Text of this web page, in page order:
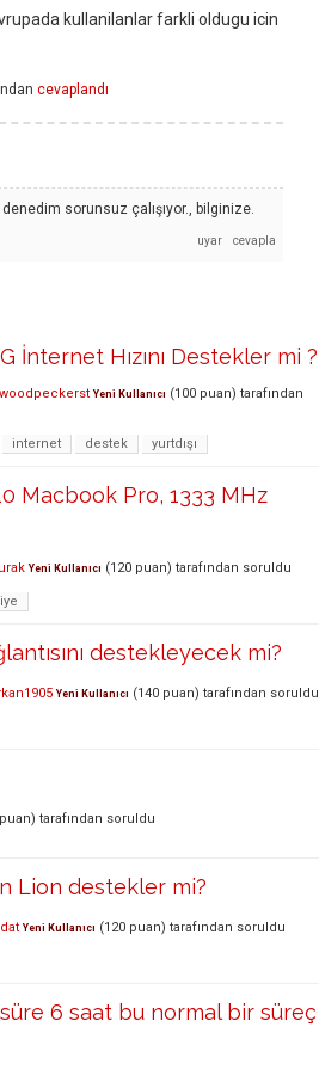
kullanilanlar farkli oldugu icin
cevaplandı
sorunsuz çalışıyor., bilginize.
İnternet Hızını Destekler mi ?
woodpeckerst Yeni Kullanıcı (100 puan) tarafından
internet destek yurtdışı
Macbook Pro, 1333 MHz
Yeni Kullanıcı (120 puan) tarafından soruldu
destekleyecek mi?
Yeni Kullanıcı (140 puan) tarafından soruldu
puan) tarafından soruldu
Lion destekler mi?
Yeni Kullanıcı (120 puan) tarafından soruldu
6 saat bu normal bir süreç